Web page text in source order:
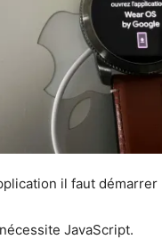
il faut
JavaScript.